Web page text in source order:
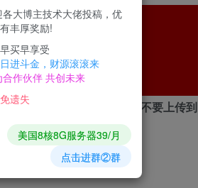
和文件到空间根目录，请不要上传到
大博主技术大佬投稿，优
丰厚奖励!
买早享受
进斗金，财源滚滚来
作伙伴 共创未来
遗失
美国8核8G服务器39/月
点击进群②群